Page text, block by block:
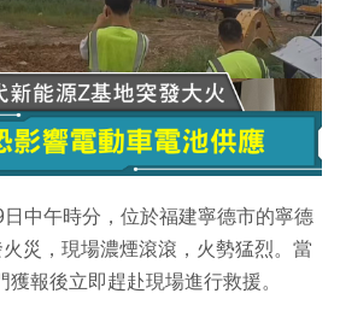
中午時分，位於福建寧德市的寧德
災，現場濃煙滾滾，火勢猛烈。當
報後立即趕赴現場進行救援。